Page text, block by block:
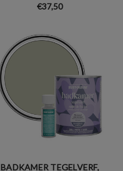
€37,50
BADKAMER TEGELVERF,